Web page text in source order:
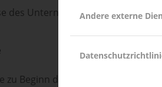
Andere externe
des Unternehmens
zu Beginn des Anschreibens ist